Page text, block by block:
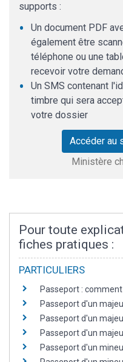
supports :
Un document PDF
également être
téléphone ou une
recevoir votre
Un SMS contenant
timbre qui sera
votre dossier
Accéder au
Ministère
Pour toute
fiches pratiques :
PARTICULIERS
Passeport :
Passeport d'un
Passeport d'un
Passeport d'un
Passeport d'un